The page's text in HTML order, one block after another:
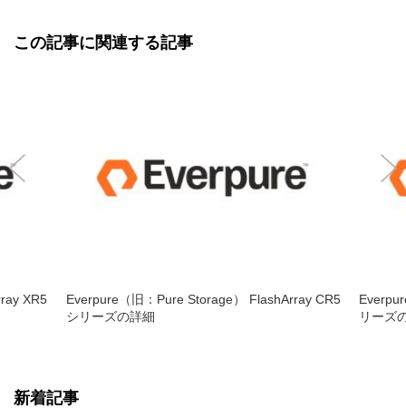
この記事に関連する記事
XR5
Everpure（旧：Pure Storage） FlashArray CR5
シリーズの詳細
リーズ
新着記事